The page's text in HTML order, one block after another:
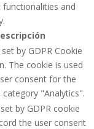
and
by GDPR Cookie
The cookie is used
consent for the
"Analytics".
by GDPR cookie
the user consent